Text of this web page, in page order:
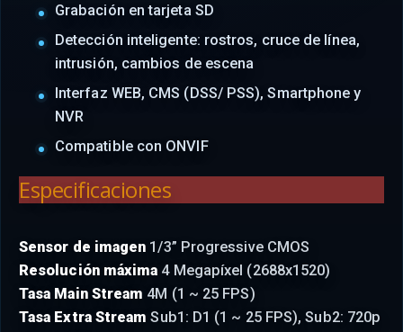
Grabación en tarjeta SD
Detección inteligente: rostros, cruce de línea,
intrusión, cambios de escena
Interfaz WEB, CMS (DSS/ PSS), Smartphone y
NVR
Compatible con ONVIF
Especificaciones
Sensor de imagen 1/3” Progressive CMOS
Resolución máxima 4 Megapíxel (2688x1520)
Tasa Main Stream 4M (1 ~ 25 FPS)
Tasa Extra Stream Sub1: D1 (1 ~ 25 FPS), Sub2: 720p